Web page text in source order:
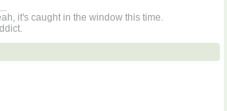
it's caught in the window this time.